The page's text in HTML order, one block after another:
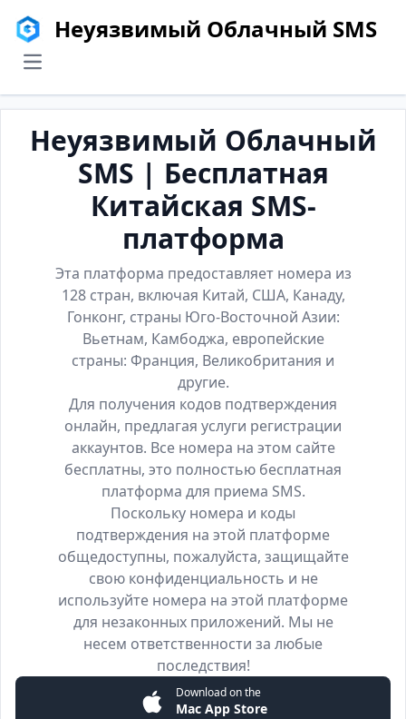
Неуязвимый Облачный SMS
menu
Неуязвимый Облачный
SMS | Бесплатная
Китайская SMS-
платформа
Эта платформа предоставляет номера из
128 стран, включая Китай, США, Канаду,
Гонконг, страны Юго-Восточной Азии:
Вьетнам, Камбоджа, европейские
страны: Франция, Великобритания и
другие.
Для получения кодов подтверждения
онлайн, предлагая услуги регистрации
аккаунтов. Все номера на этом сайте
бесплатны, это полностью бесплатная
платформа для приема SMS.
Поскольку номера и коды
подтверждения на этой платформе
общедоступны, пожалуйста, защищайте
свою конфиденциальность и не
используйте номера на этой платформе
для незаконных приложений. Мы не
несем ответственности за любые
последствия!
Download on the
Mac App Store